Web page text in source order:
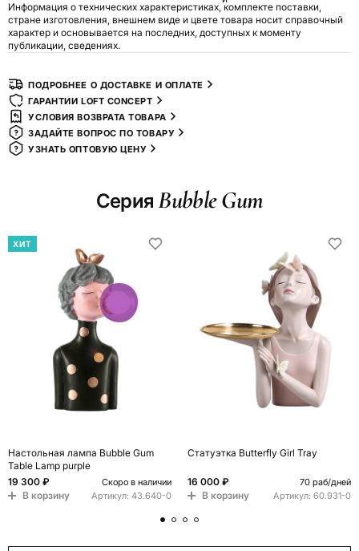
Информация о технических характеристиках, комплекте поставки,
стране изготовления, внешнем виде и цвете товара носит справочный
характер и основывается на последних, доступных к моменту
публикации, сведениях.
ПОДРОБНЕЕ О ДОСТАВКЕ И ОПЛАТЕ
ГАРАНТИИ LOFT CONCEPT
УСЛОВИЯ ВОЗВРАТА ТОВАРА
ЗАДАЙТЕ ВОПРОС ПО ТОВАРУ
УЗНАТЬ ОПТОВУЮ ЦЕНУ
СерияBubble Gum
ХИТ
Настольная лампа Bubble Gum
Table Lamp purple
19 300 ₽
Скоро в наличии
В корзину Артикул: 43.640-0
Статуэтка Butterfly Girl Tray
16 000 ₽ 70 раб/дней
В корзину Артикул: 60.931-0